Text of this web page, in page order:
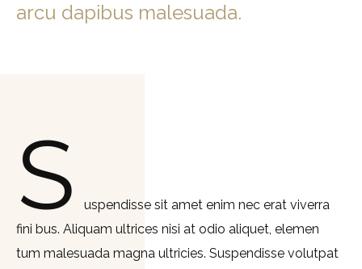
arcu dapibus malesuada.
S
uspendisse sit amet enim nec erat viverra
fini bus. Aliquam ultrices nisi at odio aliquet, elemen
tum malesuada magna ultricies. Suspendisse volutpat